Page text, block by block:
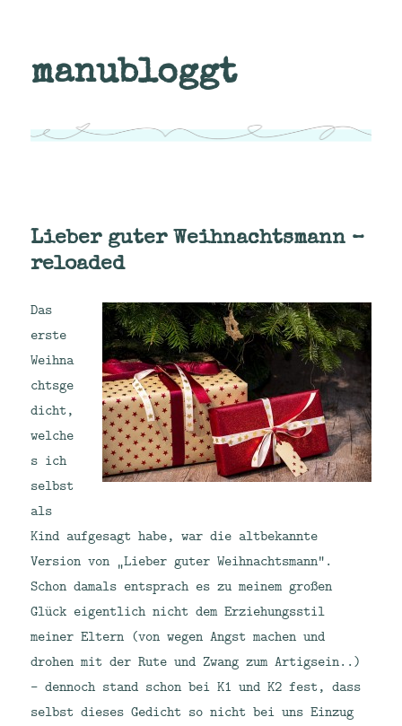
manubloggt
Lieber guter Weihnachtsmann –
reloaded
Das
erste
Weihna
chtsge
dicht,
welche
s ich
selbst
als
Kind aufgesagt habe, war die altbekannte
Version von „Lieber guter Weihnachtsmann“.
Schon damals entsprach es zu meinem großen
Glück eigentlich nicht dem Erziehungsstil
meiner Eltern (von wegen Angst machen und
drohen mit der Rute und Zwang zum Artigsein..)
– dennoch stand schon bei K1 und K2 fest, dass
selbst dieses Gedicht so nicht bei uns Einzug